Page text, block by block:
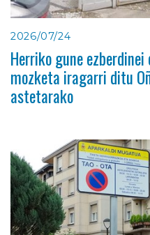
2026/07/24
Herriko gune
mozketa iragarri ditu
astetarako